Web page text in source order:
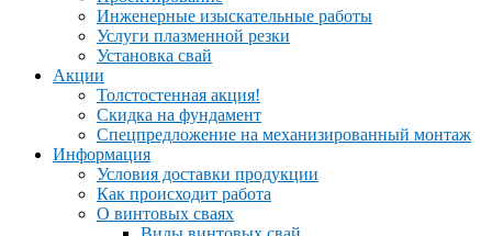
Инженерные изыскательные работы
Услуги плазменной резки
Установка свай
Акции
Толстостенная акция!
Скидка на фундамент
Спецпредложение на механизированный монтаж
Информация
Условия доставки продукции
Как происходит работа
О винтовых сваях